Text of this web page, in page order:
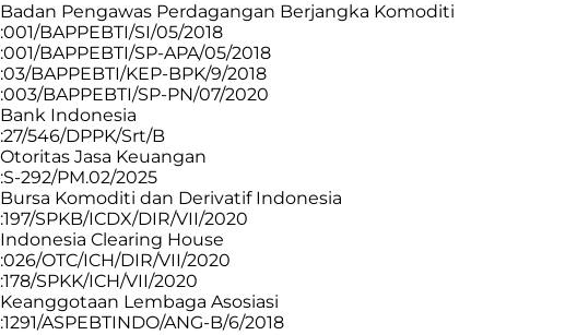
Badan Pengawas Perdagangan Berjangka Komoditi
:001/BAPPEBTI/SI/05/2018
:001/BAPPEBTI/SP-APA/05/2018
:03/BAPPEBTI/KEP-BPK/9/2018
:003/BAPPEBTI/SP-PN/07/2020
Bank Indonesia
:27/546/DPPK/Srt/B
Otoritas Jasa Keuangan
:S-292/PM.02/2025
Bursa Komoditi dan Derivatif Indonesia
:197/SPKB/ICDX/DIR/VII/2020
Indonesia Clearing House
:026/OTC/ICH/DIR/VII/2020
:178/SPKK/ICH/VII/2020
Keanggotaan Lembaga Asosiasi
:1291/ASPEBTINDO/ANG-B/6/2018